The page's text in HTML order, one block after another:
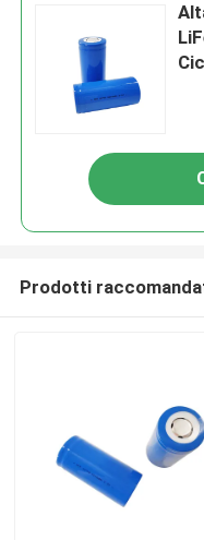
Prodotti